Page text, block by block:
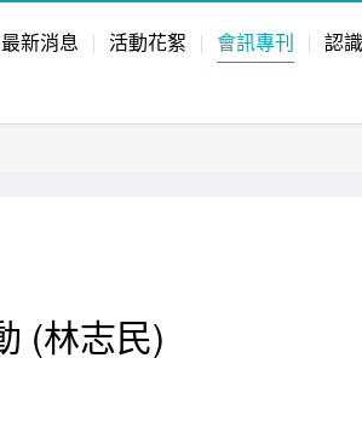
最新消息 活動花絮 會訊專刊 認
(林志民)